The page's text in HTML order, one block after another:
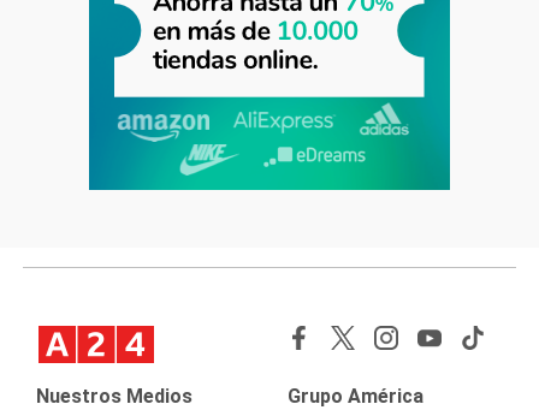
Nuestros Medios Grupo América